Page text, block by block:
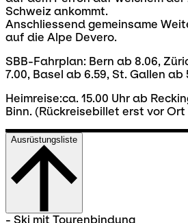
Schweiz ankommt.
Anschliessend gemeinsame
auf die Alpe Devero.
SBB-Fahrplan: Bern ab 8.06,
7.00, Basel ab 6.59, St. Gallen ab
Heimreise:ca. 15.00 Uhr ab
Binn. (Rückreisebillet erst vor Ort
Ausrüstungsliste
- Ski mit Tourenbindung